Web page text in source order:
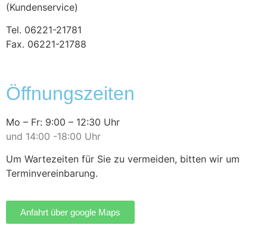
(Kundenservice)
Tel. 06221-21781
Fax. 06221-21788
Öffnungszeiten
Mo – Fr: 9:00 – 12:30 Uhr
und 14:00 -18:00 Uhr
Um Wartezeiten für Sie zu vermeiden, bitten wir um
Terminvereinbarung.
Anfahrt über google Maps